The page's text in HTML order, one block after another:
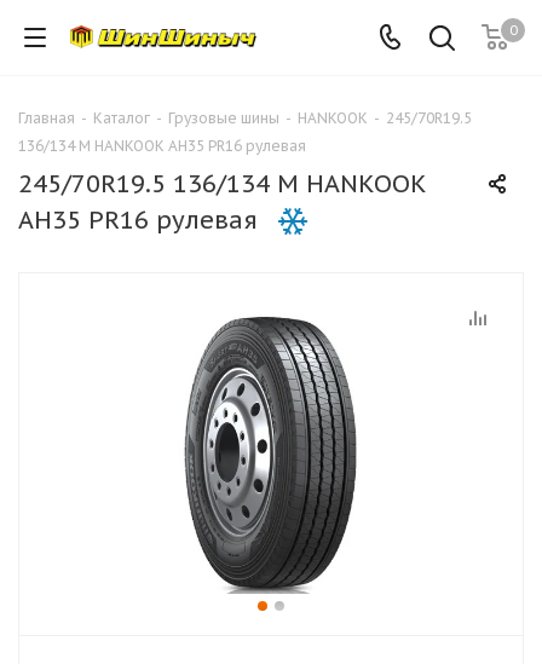
0
Главная - Каталог - Грузовые шины - HANKOOK - 245/70R19.5
136/134 M HANKOOK AH35 PR16 рулевая
245/70R19.5 136/134 M HANKOOK
AH35 PR16 рулевая